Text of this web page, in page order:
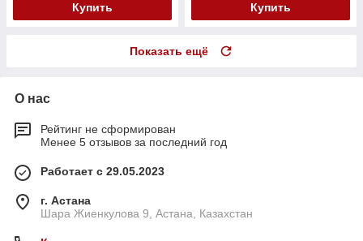
Купить Купить
Показать ещё
О нас
Рейтинг не сформирован
Менее 5 отзывов за последний год
Работает с 29.05.2023
г. Астана
Шара Жиенкулова 9, Астана, Казахстан